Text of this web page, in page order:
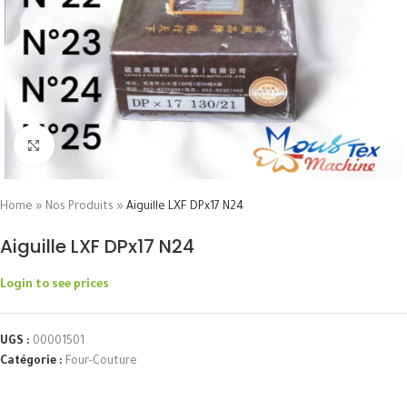
Click to enlarge
Home » Nos Produits » Aiguille LXF DPx17 N24
Aiguille LXF DPx17 N24
Login to see prices
UGS : 00001501
Catégorie : Four-Couture